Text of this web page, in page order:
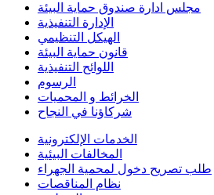
مجلس ادارة صندوق حماية البيئة
الإدارة التنفيذية
الهيكل التنظيمي
قانون حماية البيئة
اللوائح التنفيذية
الرسوم
الخرائط و المحميات
شركاؤنا في النجاح
الخدمات الإلكترونية
المخالفات البيئية
طلب تصريح دخول لمحمية الجهراء
نظام المناقصات